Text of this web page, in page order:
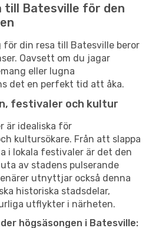
till Batesville för den
din resa till Batesville beror
Oavsett om du jagar
eller lugna
det en perfekt tid att åka.
festivaler och kultur
är idealiska för
kultursökare. Från att slappa
i lokala festivaler är det den
av stadens pulserande
utnyttjar också denna
historiska stadsdelar,
utflykter i närheten.
högsäsongen i Batesville: